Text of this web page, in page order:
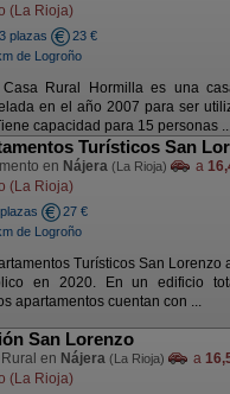
(La Rioja)
plazas
23 €
de Logroño
Casa Rural Hormilla es una
en el año 2007 para ser
capacidad para 15 personas
Turísticos San
en Nájera (La Rioja) a
(La Rioja)
27 €
de Logroño
Turísticos San Lorenzo
en 2020. En un edificio
apartamentos cuentan con ...
San Lorenzo
en Nájera (La Rioja) a
(La Rioja)